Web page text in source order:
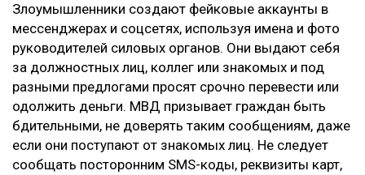
Злоумышленники создают фейковые аккаунты в
мессенджерах и соцсетях, используя имена и фото
руководителей силовых органов. Они выдают себя
за должностных лиц, коллег или знакомых и под
разными предлогами просят срочно перевести или
одолжить деньги. МВД призывает граждан быть
бдительными, не доверять таким сообщениям, даже
если они поступают от знакомых лиц. Не следует
сообщать посторонним SMS-коды, реквизиты карт,